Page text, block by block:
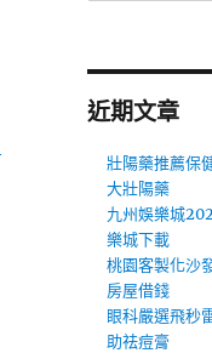
近期文章
壯陽藥推薦保
大壯陽藥
九州娛樂城
樂城下載
桃園客製化沙
房屋借錢
眼科嚴選飛秒
助祛痘膏